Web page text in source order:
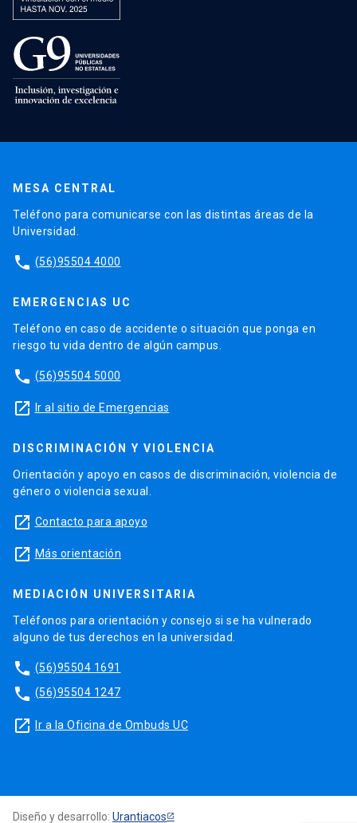
MESA CENTRAL
Teléfono para comunicarse con las distintas áreas de la
Universidad.
phone (56)95504 4000
EMERGENCIAS UC
Teléfono en caso de accidente o situación que ponga en
riesgo tu vida dentro de algún campus.
phone (56)95504 5000
launch Ir al sitio de Emergencias
DISCRIMINACIÓN Y VIOLENCIA
Orientación y apoyo en casos de discriminación, violencia de
género o violencia sexual.
launch Contacto para apoyo
launch Más orientación
MEDIACIÓN UNIVERSITARIA
Teléfonos para orientación y consejo si se ha vulnerado
alguno de tus derechos en la universidad.
phone (56)95504 1691
phone (56)95504 1247
launch Ir a la Oficina de Ombuds UC
Diseño y desarrollo: Urantiacos